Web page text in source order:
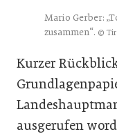
Mario Gerber:
zusammen“. ©
Kurzer
ausgerufen